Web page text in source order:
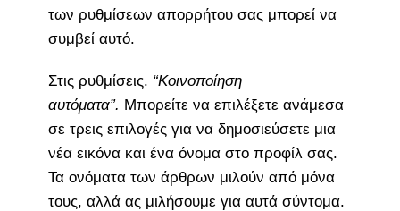
των ρυθμίσεων απορρήτου σας μπορεί να
συμβεί αυτό.
Στις ρυθμίσεις. “Κοινοποίηση
αυτόματα”. Μπορείτε να επιλέξετε ανάμεσα
σε τρεις επιλογές για να δημοσιεύσετε μια
νέα εικόνα και ένα όνομα στο προφίλ σας.
Τα ονόματα των άρθρων μιλούν από μόνα
τους, αλλά ας μιλήσουμε για αυτά σύντομα.